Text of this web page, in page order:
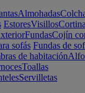
Almohadas
EstoresVisillos
FundasCojín
sofás Fundas de
de habitación
Toallas
Servilletas